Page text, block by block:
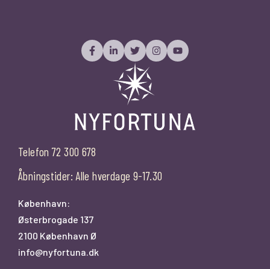
Telefon 72 300 678
Åbningstider: Alle hverdage 9-17.30
København:
Østerbrogade 137
2100 København Ø
info@nyfortuna.dk